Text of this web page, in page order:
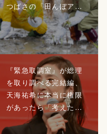
つばさの「田んぼア…
『緊急取調室』が総理
を取り調べる完結編、
天海祐希に本当に権限
があったら「考えた…